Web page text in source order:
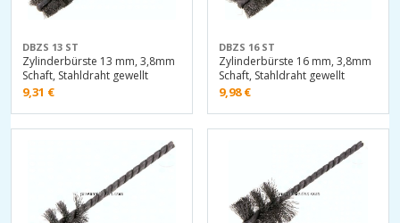
DBZS 13 ST
Zylinderbürste 13 mm, 3,8mm
Schaft, Stahldraht gewellt
9,31 €
DBZS 16 ST
Zylinderbürste 16 mm, 3,8mm
Schaft, Stahldraht gewellt
9,98€